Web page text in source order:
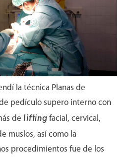
la técnica Planas de
pedículo supero interno con
de lifting facial, cervical,
muslos, así como la
procedimientos fue de los